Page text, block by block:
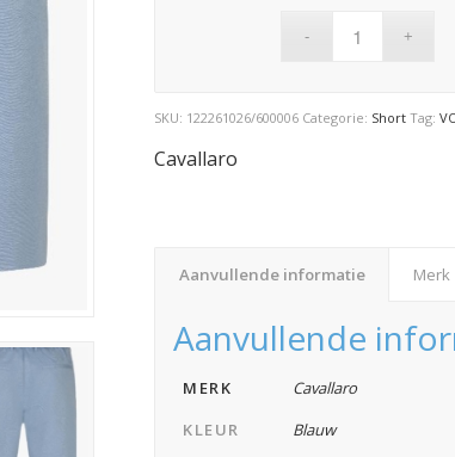
SKU: 122261026/600006 Categorie: Short Tag:
Cavallaro
Aanvullende informatie Merk
Aanvullende
MERK
Cavallaro
KLEUR
Blauw